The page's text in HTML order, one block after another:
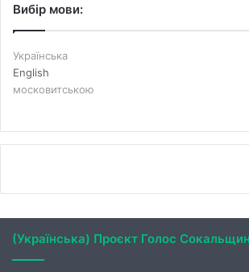
Вибір мови:
Українська
English
московитською
(Українська) Проєкт Голос